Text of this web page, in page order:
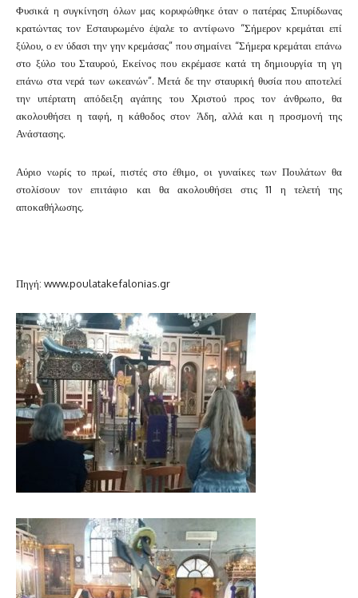
Φυσικά η συγκίνηση όλων μας κορυφώθηκε όταν ο πατέρας Σπυρίδωνας
κρατώντας τον Εσταυρωμένο έψαλε το αντίφωνο “Σήμερον κρεμάται επί
ξύλου, ο εν ύδασι την γην κρεμάσας” που σημαίνει “Σήμερα κρεμάται επάνω
στο ξύλο του Σταυρού, Εκείνος που εκρέμασε κατά τη δημιουργία τη γη
επάνω στα νερά των ωκεανών”.Μετά δε την σταυρική θυσία που αποτελεί
την υπέρτατη απόδειξη αγάπης του Χριστού προς τον άνθρωπο, θα
ακολουθήσει η ταφή, η κάθοδος στον Άδη, αλλά και η προσμονή της
Ανάστασης.
Αύριο νωρίς το πρωί, πιστές στο έθιμο, οι γυναίκες των Πουλάτων θα
στολίσουν τον επιτάφιο και θα ακολουθήσει στις 11 η τελετή της
αποκαθήλωσης.
Πηγή: www.poulatakefalonias.gr